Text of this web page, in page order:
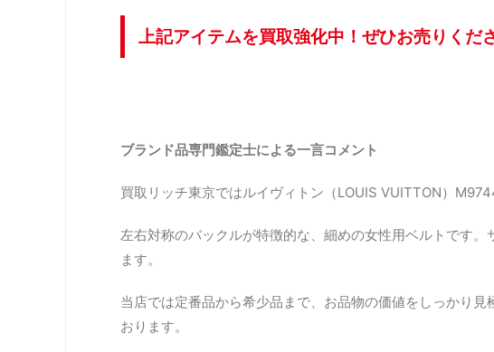
上記アイテムを買取強化中！ぜひお売りくだ
ブランド品専門鑑定士による一言コメント
買取リッチ東京ではルイヴィトン（LOUIS VUITTON）
左右対称のバックルが特徴的な、細めの女性用ベルトです
ます。
当店では定番品から希少品まで、お品物の価値をしっかり
おります。